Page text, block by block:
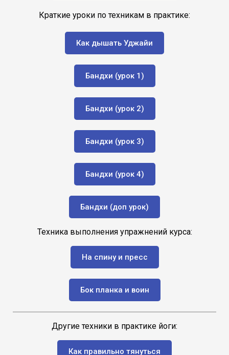
Краткие уроки по техникам в практике:
Как дышать Уджайи
Бандхи (урок 1)
Бандхи (урок 2)
Бандхи (урок 3)
Бандхи (урок 4)
Бандхи (доп урок)
Техника выполнения упражнений курса:
На спину и пресс
Бок планка и воин
Другие техники в практике йоги:
Как правильно тянуться